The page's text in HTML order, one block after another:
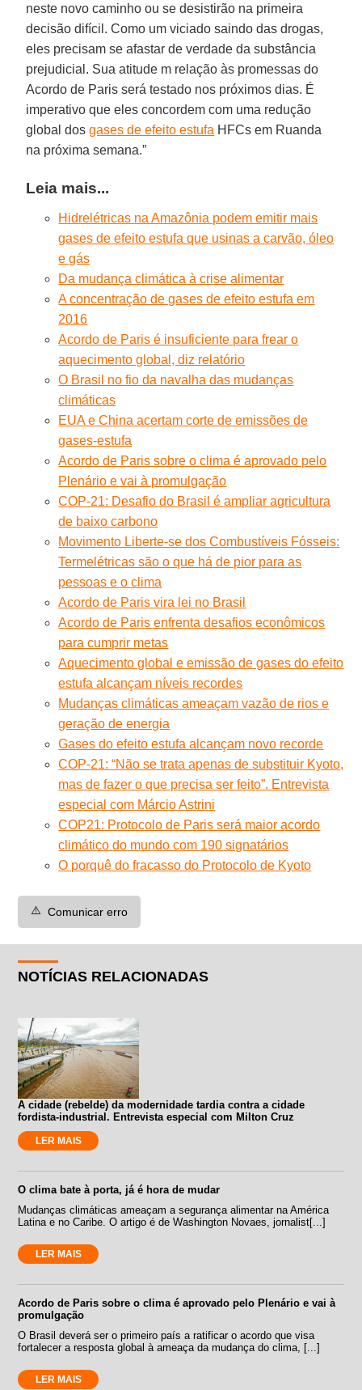
neste novo caminho ou se desistirão na primeira
decisão difícil. Como um viciado saindo das drogas,
eles precisam se afastar de verdade da substância
prejudicial. Sua atitude m relação às promessas do
Acordo de Paris será testado nos próximos dias. É
imperativo que eles concordem com uma redução
global dosgases de efeito estufa HFCs em Ruanda
na próxima semana.”
Leia mais...
Hidrelétricas na Amazônia podem emitir mais
gases de efeito estufa que usinas a carvão, óleo
e gás
Da mudança climática à crise alimentar
A concentração de gases de efeito estufa em
2016
Acordo de Paris é insuficiente para frear o
aquecimento global, diz relatório
O Brasil no fio da navalha das mudanças
climáticas
EUA e China acertam corte de emissões de
gases-estufa
Acordo de Paris sobre o clima é aprovado pelo
Plenário e vai à promulgação
COP-21: Desafio do Brasil é ampliar agricultura
de baixo carbono
Movimento Liberte-se dos Combustíveis Fósseis:
Termelétricas são o que há de pior para as
pessoas e o clima
Acordo de Paris vira lei no Brasil
Acordo de Paris enfrenta desafios econômicos
para cumprir metas
Aquecimento global e emissão de gases do efeito
estufa alcançam níveis recordes
Mudanças climáticas ameaçam vazão de rios e
geração de energia
Gases do efeito estufa alcançam novo recorde
COP-21: “Não se trata apenas de substituir Kyoto,
mas de fazer o que precisa ser feito”. Entrevista
especial com Márcio Astrini
COP21: Protocolo de Paris será maior acordo
climático do mundo com 190 signatários
O porquê do fracasso do Protocolo de Kyoto
⚠️ Comunicar erro
NOTÍCIAS RELACIONADAS
A cidade (rebelde) da modernidade tardia contra a cidade
fordista-industrial. Entrevista especial com Milton Cruz
LER MAIS
O clima bate à porta, já é hora de mudar
Mudanças climáticas ameaçam a segurança alimentar na América
Latina e no Caribe. O artigo é de Washington Novaes, jornalist[...]
LER MAIS
Acordo de Paris sobre o clima é aprovado pelo Plenário e vai à
promulgação
O Brasil deverá ser o primeiro país a ratificar o acordo que visa
fortalecer a resposta global à ameaça da mudança do clima, [...]
LER MAIS